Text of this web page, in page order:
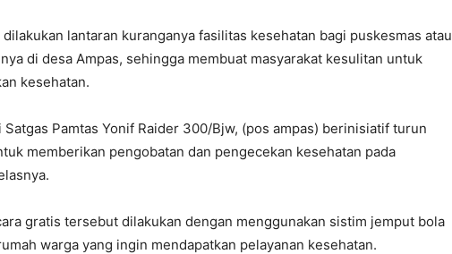
lantaran kuranganya fasilitas kesehatan bagi puskesmas atau
di desa Ampas, sehingga membuat masyarakat kesulitan untuk
kesehatan.
Pamtas Yonif Raider 300/Bjw, (pos ampas) berinisiatif turun
memberikan pengobatan dan pengecekan kesehatan pada
gratis tersebut dilakukan dengan menggunakan sistim jemput bola
warga yang ingin mendapatkan pelayanan kesehatan.